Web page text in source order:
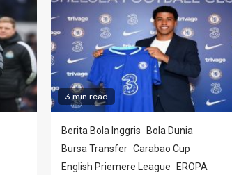
3 min read
Berita Bola Inggris
Bola Dunia
Bursa Transfer Carabao Cup
English Priemere League
EROPA